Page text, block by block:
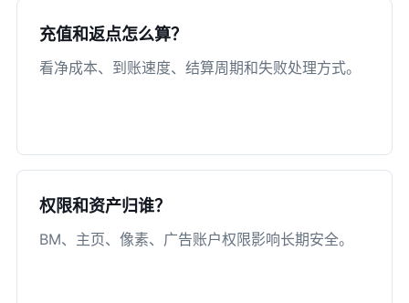
充值和返点怎么算？
看净成本、到账速度、结算周期和失败处理方式。
权限和资产归谁？
BM、主页、像素、广告账户权限影响长期安全。